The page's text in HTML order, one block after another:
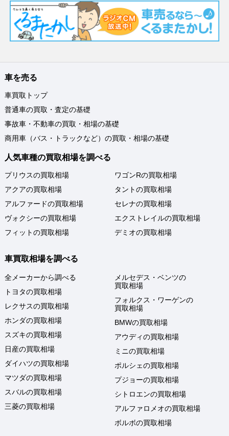
車を売る
車買取トップ
普通車の買取・査定の基礎
事故車・不動車の買取・相場の基礎
商用車（バス・トラックなど）の買取・相場の基礎
人気車種の買取相場を調べる
プリウスの買取相場
アクアの買取相場
アルファードの買取相場
ヴォクシーの買取相場
フィットの買取相場
ワゴンRの買取相場
タントの買取相場
セレナの買取相場
エクストレイルの買取相場
デミオの買取相場
車買取相場を調べる
全メーカーから調べる
トヨタの買取相場
レクサスの買取相場
ホンダの買取相場
スズキの買取相場
日産の買取相場
ダイハツの買取相場
マツダの買取相場
スバルの買取相場
三菱の買取相場
メルセデス・ベンツの
買取相場
フォルクス・ワーゲンの
買取相場
BMWの買取相場
アウディの買取相場
ミニの買取相場
ポルシェの買取相場
プジョーの買取相場
シトロエンの買取相場
アルファロメオの買取相場
ボルボの買取相場